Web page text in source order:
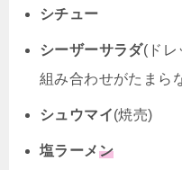
シチュー
シーザーサラダ(ドレ
組み合わせがたまら
シュウマイ(焼売)
塩ラーメン